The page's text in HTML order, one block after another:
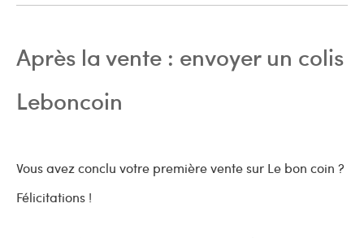
Après la vente : envoyer un colis
Leboncoin
Vous avez conclu votre première vente sur Le bon coin ?
Félicitations !